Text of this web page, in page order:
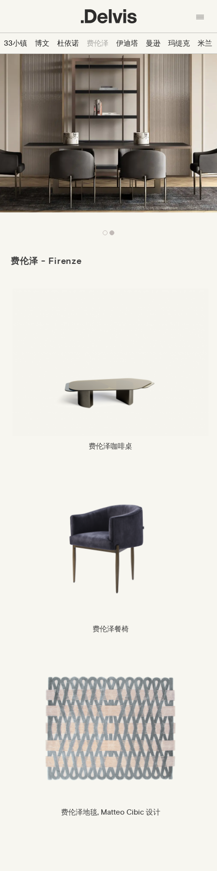
主
要
内
En 中文
产品
系列 - Collection
材料
设计师
联系我们
33小镇 博文 杜依诺 费伦泽 伊迪塔 曼逊 玛缇克 米兰
费伦泽 - Firenze
费伦泽咖啡桌
费伦泽餐椅
费伦泽地毯, Matteo Cibic 设计